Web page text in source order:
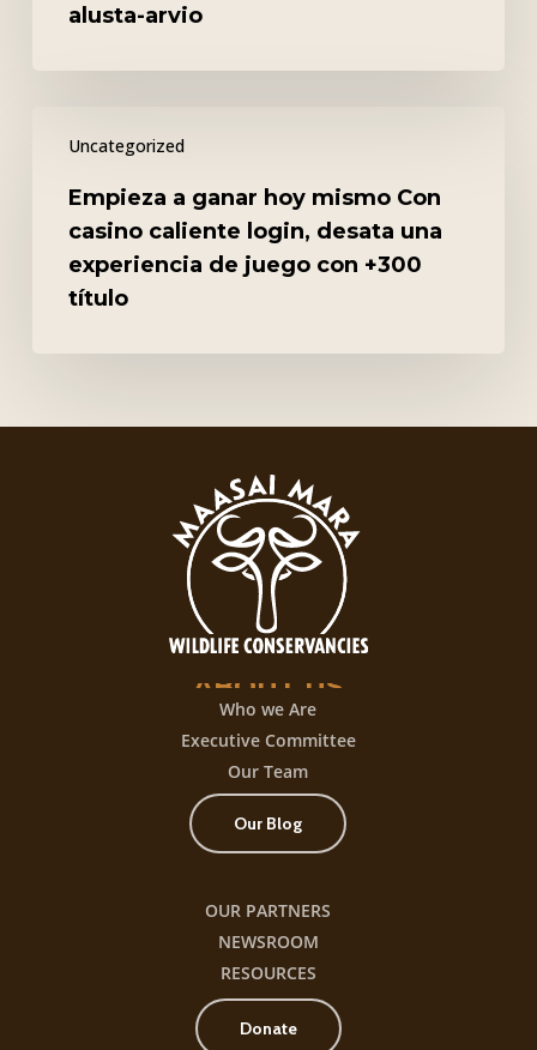
alusta-
alusta-arvio
Uncategorized
mismo
casino
una
Empieza a ganar hoy mismo Con
casino caliente login, desata una
experiencia de juego con +300
título
ABOUT US
Who we Are
Executive Committee
Our Team
Our Blog
OUR PARTNERS
NEWSROOM
RESOURCES
Donate